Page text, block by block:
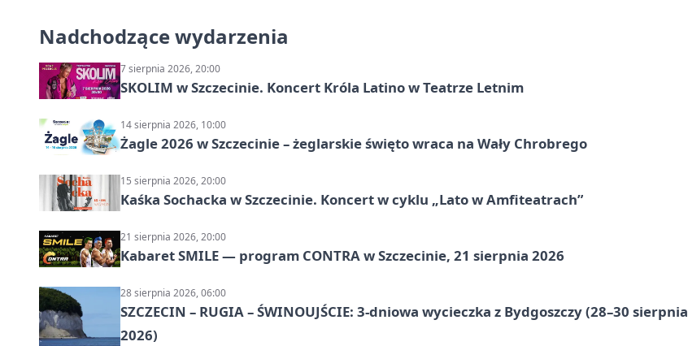
Nadchodzące wydarzenia
7 sierpnia 2026, 20:00
SKOLIM w Szczecinie. Koncert Króla Latino w Teatrze Letnim
14 sierpnia 2026, 10:00
Żagle 2026 w Szczecinie – żeglarskie święto wraca na Wały Chrobrego
15 sierpnia 2026, 20:00
Kaśka Sochacka w Szczecinie. Koncert w cyklu „Lato w Amfiteatrach”
21 sierpnia 2026, 20:00
Kabaret SMILE — program CONTRA w Szczecinie, 21 sierpnia 2026
28 sierpnia 2026, 06:00
SZCZECIN – RUGIA – ŚWINOUJŚCIE: 3-dniowa wycieczka z Bydgoszczy (28–30 sierpnia
2026)